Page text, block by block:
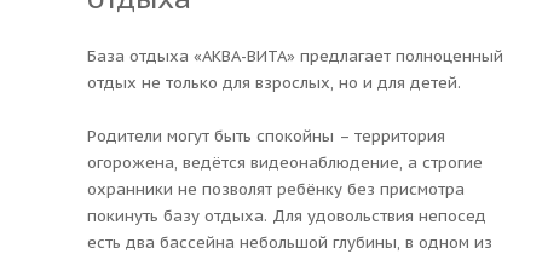
База отдыха «АКВА-ВИТА» предлагает полноценный
отдых не только для взрослых, но и для детей.
Родители могут быть спокойны – территория
огорожена, ведётся видеонаблюдение, а строгие
охранники не позволят ребёнку без присмотра
покинуть базу отдыха. Для удовольствия непосед
есть два бассейна небольшой глубины, в одном из